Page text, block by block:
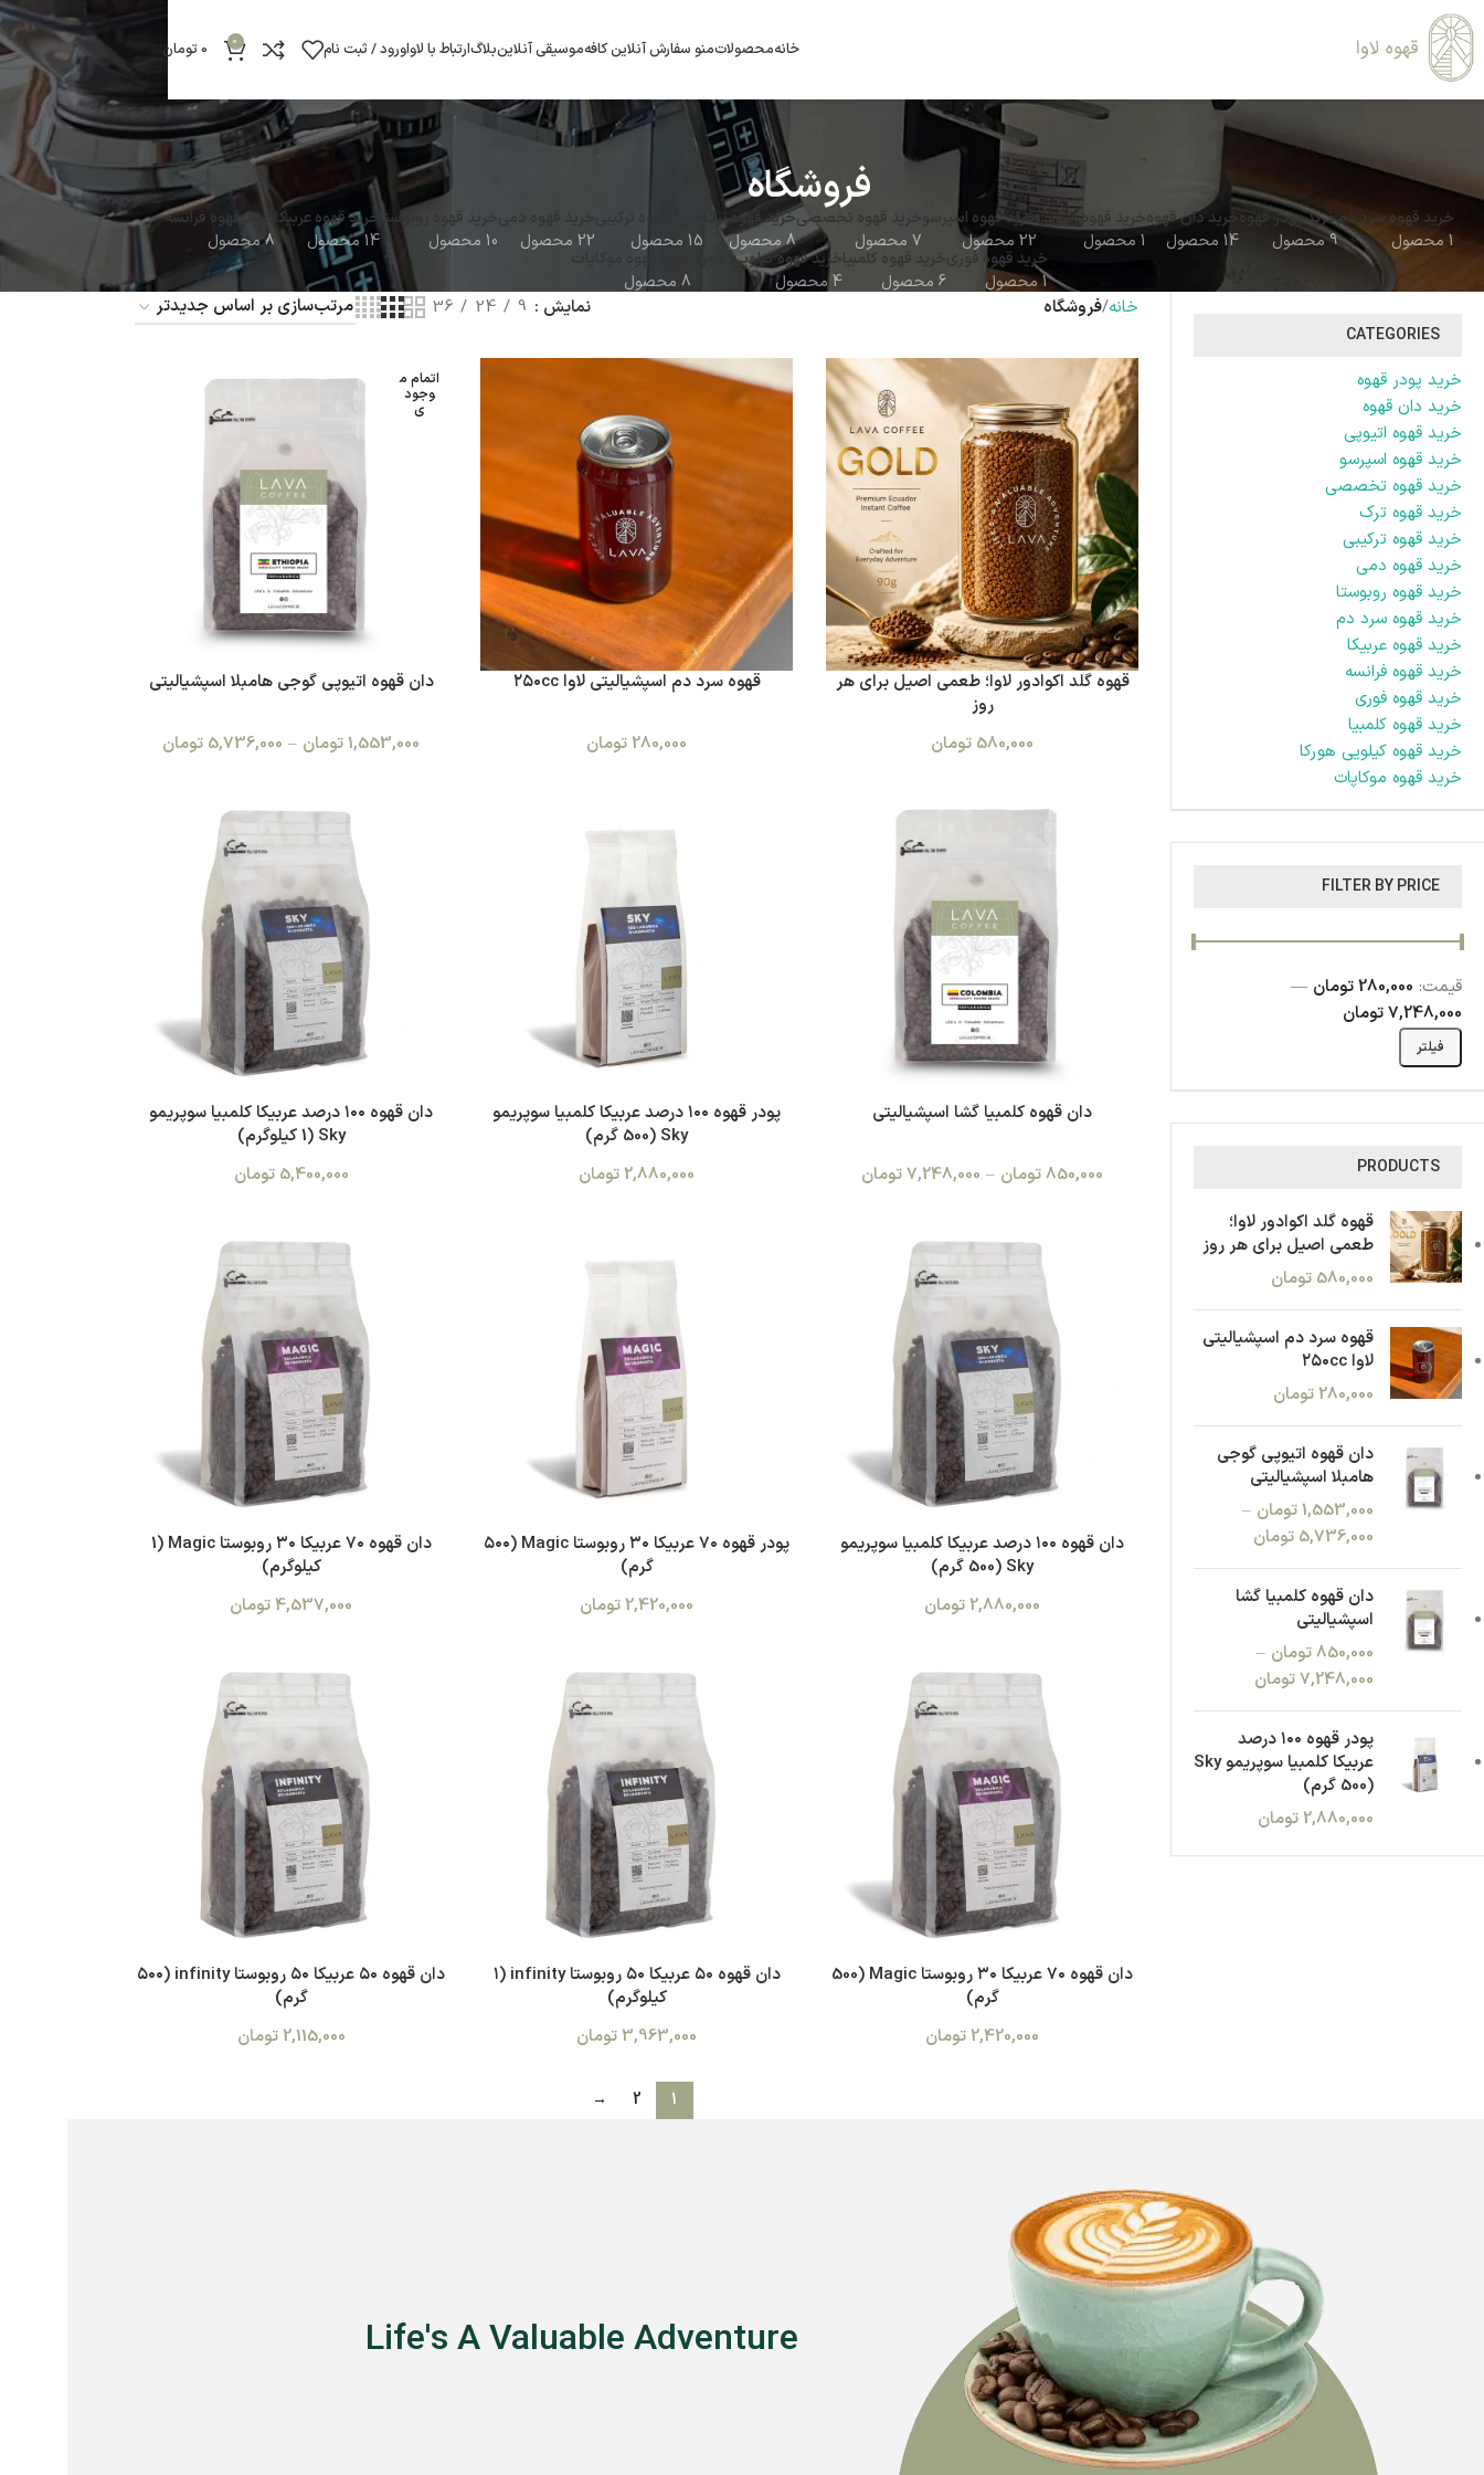
خانهمحصولاتمنو سفارش آنلاین کافهموسیقی آنلاینبلاگارتباط با لاواورود / ثبت نام 0
0 تومان
فروشگاه
خرید قهوه سرد دم
1 محصول
خرید پودر قهوه
9 محصول
خرید دان قهوه
14 محصول
خرید قهوه اتیوپی
1 محصول
خرید قهوه اسپرسو
22 محصول
خرید قهوه تخصصی
7 محصول
خرید قهوه ترک
8 محصول
خرید قهوه ترکیبی
15 محصول
خرید قهوه دمی
22 محصول
خرید قهوه روبوستا
10 محصول
خرید قهوه عربیکا
14 محصول
خرید قهوه فرانسه
8 محصول
خرید قهوه فوری
1 محصول
خرید قهوه کلمبیا
6 محصول
خرید قهوه کیلویی هورکا
4 محصول
خرید قهوه موکاپات
8 محصول
CATEGORIES
خرید پودر قهوه
خرید دان قهوه
خرید قهوه اتیوپی
خرید قهوه اسپرسو
خرید قهوه تخصصی
خرید قهوه ترک
خرید قهوه ترکیبی
خرید قهوه دمی
خرید قهوه روبوستا
خرید قهوه سرد دم
خرید قهوه عربیکا
خرید قهوه فرانسه
خرید قهوه فوری
خرید قهوه کلمبیا
خرید قهوه کیلویی هورکا
خرید قهوه موکاپات
FILTER BY PRICE
فیلتر
قیمت: 280,000 تومان
—
7,248,000 تومان
PRODUCTS
قهوه گلد اکوادور لاوا؛
طعمی اصیل برای هر روز
580,000 تومان
قهوه سرد دم اسپشیالیتی
لاوا ۲۵۰cc
280,000 تومان
دان قهوه اتیوپی گوجی
هامبلا اسپشیالیتی
1,553,000تومان –
5,736,000 تومان
دان قهوه کلمبیا گشا
اسپشیالیتی
850,000تومان –
7,248,000تومان
پودر قهوه ۱۰۰ درصد
عربیکا کلمبیا سوپریمو Sky
(500 گرم)
2,880,000 تومان
خانه فروشگاه نمایش 9
24
36
قهوه گلد اکوادور لاوا؛ طعمی اصیل برای هر
روز
580,000 تومان
قهوه سرد دم اسپشیالیتی لاوا ۲۵۰cc
280,000 تومان
اتمام م
وجود
ی
دان قهوه اتیوپی گوجی هامبلا اسپشیالیتی
1,553,000تومان –
5,736,000 تومان
دان قهوه کلمبیا گشا اسپشیالیتی
850,000تومان –
7,248,000تومان
پودر قهوه ۱۰۰ درصد عربیکا کلمبیا سوپریمو
Sky (500 گرم)
2,880,000 تومان
دان قهوه ۱۰۰ درصد عربیکا کلمبیا سوپریمو
Sky (1 کیلوگرم)
5,400,000 تومان
دان قهوه ۱۰۰ درصد عربیکا کلمبیا سوپریمو
Sky (500 گرم)
2,880,000 تومان
پودر قهوه ۷۰ عربیکا ۳۰ روبوستا Magic (۵۰۰
گرم)
2,420,000 تومان
دان قهوه ۷۰ عربیکا ۳۰ روبوستا Magic (1
کیلوگرم)
4,537,000 تومان
دان قهوه ۷۰ عربیکا ۳۰ روبوستا Magic (500
گرم)
2,420,000 تومان
دان قهوه ۵۰ عربیکا ۵۰ روبوستا infinity (۱
کیلوگرم)
3,963,000 تومان
دان قهوه ۵۰ عربیکا ۵۰ روبوستا infinity (۵۰۰
گرم)
2,115,000 تومان
1
2
→
Life's A Valuable Adventure